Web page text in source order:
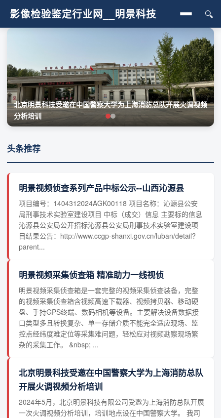
影像检验鉴定行业网__明景科技
行业动态
人像鉴定
影像真伪鉴定
视频过程检验
🔍
北京明景科技受邀在中国警察大学为上海消防总队开展火调视频
分析培训
头条推荐
明景视频侦查系列产品中标公示--山西沁源县
项目编号：1404312024AGK00118 项目名称：沁源县公安
局刑事技术实验室建设项目 中标（成交）信息 主要标的信息
沁源县公安局公开招标沁源县公安局刑事技术实验室建设项
目结果公告：http://www.ccgp-shanxi.gov.cn/luban/detail?
parent...
明景视频采集侦查箱 精准助力一线视侦
明景视频采集侦查箱是一套完整的视频采集侦查装备，完整
的视频采集侦查箱含视频高速下载器、视频拷贝器、移动硬
盘、手持GPS终端、数码相机等设备。主要解决设备数据接
口类型多且转换复杂、单一存储介质不能完全适应现场、监
控点经纬度难定位等采集难问题，轻松应对视频勘察现场繁
杂的采集工作。 &nbsp; ...
北京明景科技受邀在中国警察大学为上海消防总队
开展火调视频分析培训
2024年5月，北京明景科技有限公司受邀为上海消防总队开展
一次火调视频分析培训，培训地点设在中国警察大学。 我司